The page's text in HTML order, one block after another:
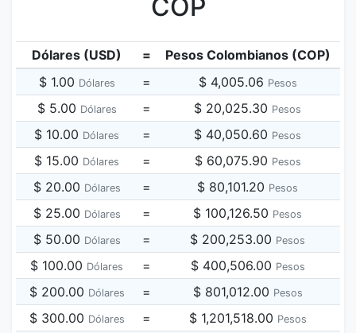
COP
Dólares (USD) =
Pesos Colombianos (COP)
$ 1.00 Dólares = $ 4,005.06 Pesos
$ 5.00 Dólares = $ 20,025.30 Pesos
$ 10.00 Dólares = $ 40,050.60 Pesos
$ 15.00 Dólares = $ 60,075.90 Pesos
$ 20.00 Dólares = $ 80,101.20 Pesos
$ 25.00 Dólares = $ 100,126.50 Pesos
$ 50.00 Dólares = $ 200,253.00 Pesos
$ 100.00 Dólares = $ 400,506.00 Pesos
$ 200.00 Dólares = $ 801,012.00 Pesos
$ 300.00 Dólares = $ 1,201,518.00 Pesos